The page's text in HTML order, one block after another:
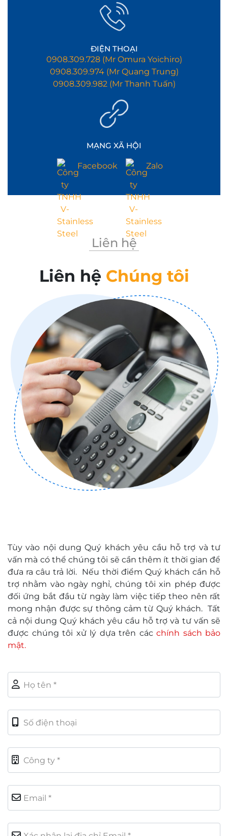
ĐIỆN THOẠI
0908.309.728 (Mr Omura Yoichiro)
0908.309.974 (Mr Quang Trung)
0908.309.982 (Mr Thanh Tuấn)
MẠNG XÃ HỘI
Facebook Zalo
Liên hệ
Liên hệ Chúng tôi
Tùy vào nội dung Quý khách yêu cầu hỗ trợ và tư
vấn mà có thể chúng tôi sẽ cần thêm ít thời gian để
đưa ra câu trả lời. Nếu thời điểm Quý khách cần hỗ
trợ nhằm vào ngày nghỉ, chúng tôi xin phép được
đối ứng bắt đầu từ ngày làm việc tiếp theo nên rất
mong nhận được sự thông cảm từ Quý khách. Tất
cả nội dung Quý khách yêu cầu hỗ trợ và tư vấn sẽ
được chúng tôi xử lý dựa trên các chính sách bảo
mật.